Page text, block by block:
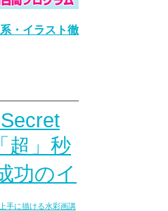
・イラスト徹
「超」秒
功のイ
手に描ける水彩画講